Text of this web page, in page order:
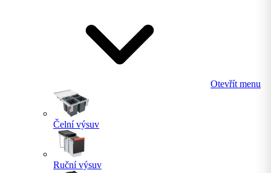
Otevřít menu
Čelní výsuv
Ruční výsuv